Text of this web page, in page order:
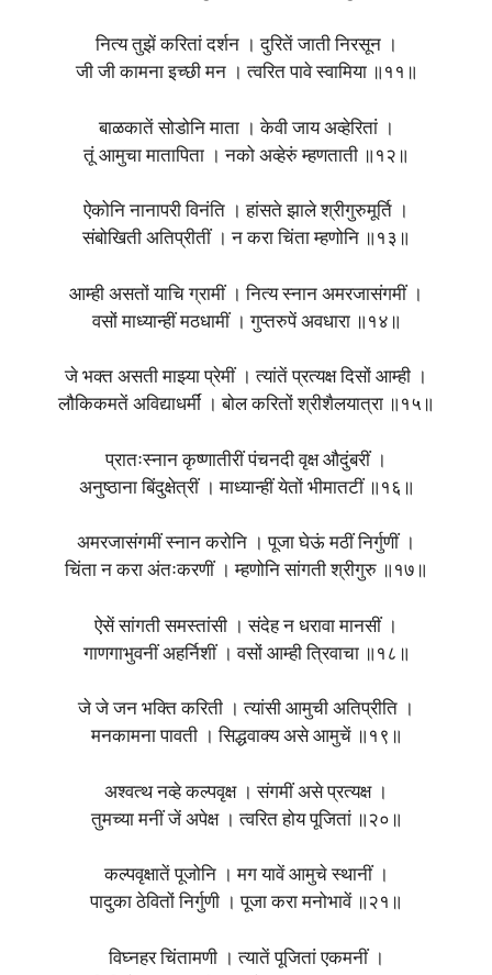
नित्य तुझें करितां दर्शन । दुरितें जाती निरसून ।
जी जी कामना इच्छी मन । त्वरित पावे स्वामिया ॥११॥
बाळकातें सोडोनि माता । केवी जाय अव्हेरितां ।
तूं आमुचा मातापिता । नको अव्हेरुं म्हणताती ॥१२॥
ऐकोनि नानापरी विनंति । हांसते झाले श्रीगुरुमूर्ति ।
संबोखिती अतिप्रीतीं । न करा चिंता म्हणोनि ॥१३॥
आम्ही असतों याचि ग्रामीं । नित्य स्नान अमरजासंगमीं ।
वसों माध्यान्हीं मठधामीं । गुप्तरुपें अवधारा ॥१४॥
जे भक्त असती माझ्या प्रेमीं । त्यांतें प्रत्यक्ष दिसों आम्ही ।
लौकिकमतें अविद्याधर्मीं । बोल करितों श्रीशैलयात्रा ॥१५॥
प्रातःस्नान कृष्णातीरीं पंचनदी वृक्ष औदुंबरीं ।
अनुष्‍ठाना बिंदुक्षेत्रीं । माध्यान्हीं येतों भीमातटीं ॥१६॥
अमरजासंगमीं स्नान करोनि । पूजा घेऊं मठीं निर्गुणीं ।
चिंता न करा अंतःकरणीं । म्हणोनि सांगती श्रीगुरु ॥१७॥
ऐसें सांगती समस्तांसी । संदेह न धरावा मानसीं ।
गाणगाभुवनीं अहर्निशीं । वसों आम्ही त्रिवाचा ॥१८॥
जे जे जन भक्ति करिती । त्यांसी आमुची अतिप्रीति ।
मनकामना पावती । सिद्धवाक्य असे आमुचें ॥१९॥
अश्वत्थ नव्हे कल्पवृक्ष । संगमीं असे प्रत्यक्ष ।
तुमच्या मनीं जें अपेक्ष । त्वरित होय पूजितां ॥२०॥
कल्पवृक्षातें पूजोनि । मग यावें आमुचे स्थानीं ।
पादुका ठेवितों निर्गुणी । पूजा करा मनोभावें ॥२१॥
विघ्नहर चिंतामणी । त्यातें पूजितां एकमनीं ।